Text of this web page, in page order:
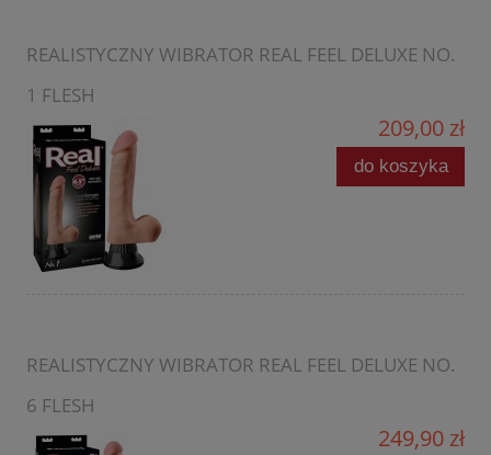
REALISTYCZNY WIBRATOR REAL FEEL DELUXE NO.
1 FLESH
209,00 zł
do koszyka
REALISTYCZNY WIBRATOR REAL FEEL DELUXE NO.
6 FLESH
249,90 zł